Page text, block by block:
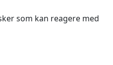
som kan reagere med